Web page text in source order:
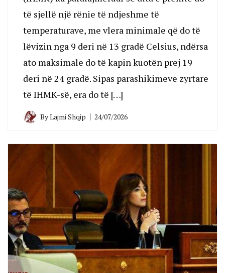
të sjellë një rënie të ndjeshme të
temperaturave, me vlera minimale që do të
lëvizin nga 9 deri në 13 gradë Celsius, ndërsa
ato maksimale do të kapin kuotën prej 19
deri në 24 gradë. Sipas parashikimeve zyrtare
të IHMK-së, era do të […]
ByLajmi Shqip 24/07/2026